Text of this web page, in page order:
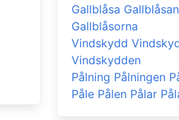
Gallblåsa
Gallblåsorna
Vindskydd
Vindskydden
Pålning Pålningen
Påle Pålen Pålar